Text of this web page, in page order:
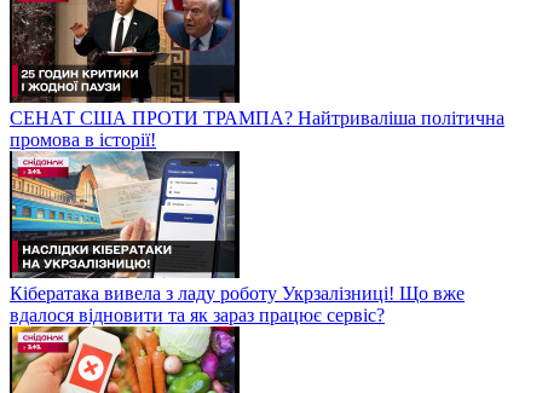
СЕНАТ США ПРОТИ ТРАМПА? Найтриваліша політична
промова в історії!
Кібератака вивела з ладу роботу Укрзалізниці! Що вже
вдалося відновити та як зараз працює сервіс?